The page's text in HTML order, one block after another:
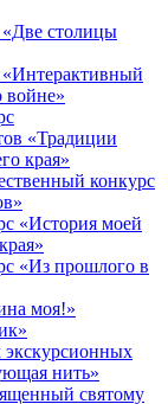
столицы
войне»
«Традиции
края»
конкурс
«История моей
«Из прошлого в
моя!»
экскурсионных
нить»
святому